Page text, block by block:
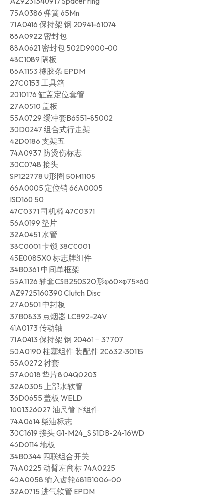
75A0386 弹簧 65Mn
71A0416 保持架 钢 20941-61074
88A0922 密封包
88A0621 密封包 502D9000-00
48C1089 隔板
86A1153 橡胶条 EPDM
27C0153 工具箱
2010176 缸盖定位套管
27A0510 盖板
55A0729 缓冲套B6551-85002
30D0247 组合式行走架
42D0186 支架五
74A0937 防烫伤标志
30C0748 接头
SP122778 U形圈 50M1105
66A0005 定位销 66A0005
ISD160 50
47C0371 司机椅 47C0371
56A0199 垫片
32A0451 水管
38C0001 卡锁 38C0001
45E0085X0 标志牌组件
34B0361 中间单框架
55A1126 轴套CSB250S2O形φ60×φ75×60
AZ9725160390 Clutch Disc
27A0501 中封板
37B0833 点烟器 LC892-24V
41A0173 传动轴
71A0413 保持架 钢 20461－37707
50A0190 柱塞组件 装配件 20632-30115
55A0272 衬套
57A0018 垫片8 04Q0203
32A0305 上部水软管
36D0655 盖板 WELD
1001326027 油尺管下组件
74A0614 柴油标志
30C1619 接头 G1-M24_S S1DB-24-16WD
46D0114 地板
34B0344 四联组合开关
74A0225 动臂左商标 74A0225
40A0058 输入齿轮681B1006-00
32A0715 进气软管 EPDM